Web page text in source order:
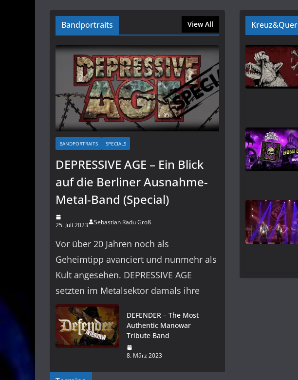
Bandportraits View All
BANDPORTRAITS SPECIALS
DEPRESSIVE AGE – Ein Blick
auf die Berliner Ausnahme-
Metal-Band (Special)
25. Juli 2023 Sebastian Radu Groß
Vor über 20 Jahren noch als
Geheimtipp avanciert und nunmehr als
Kult angesehen. DEPRESSIVE AGE
setzten im Metalsektor damals ihre
DEFENDER – The Most
Authentic Manowar
Tribute Band
8. März 2023
Kreuz&Quer